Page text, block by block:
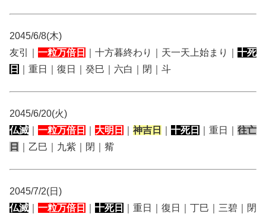
2045/6/8(木)
友引｜ 一粒万倍日 ｜十方暮終わり｜天一天上始まり｜ 十死
日
｜重日｜復日｜癸巳｜六白｜閉｜斗
2045/6/20(火)
仏滅
一粒万倍日 大明日 神吉日 十死日 ｜重日｜ 往亡
日
｜乙巳｜九紫｜閉｜觜
2045/7/2(日)
仏滅
一粒万倍日 十死日
｜重日｜復日｜丁巳｜三碧｜閉